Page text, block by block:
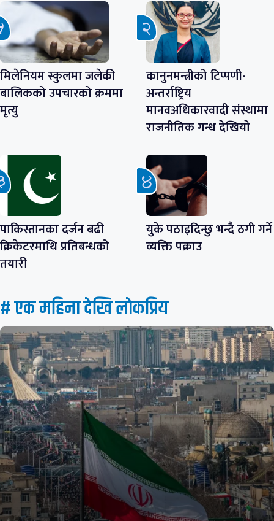
मिलेनियम स्कुलमा जलेकी
बालिकको उपचारको क्रममा
मृत्यु
कानुनमन्त्रीको टिप्पणी-
अन्तर्राष्ट्रिय
मानवअधिकारवादी संस्थामा
राजनीतिक गन्ध देखियाे
पाकिस्तानका दर्जन बढी
क्रिकेटरमाथि प्रतिबन्धको
तयारी
युके पठाइदिन्छु भन्दै ठगी गर्ने
व्यक्ति पक्राउ
# एक महिना देखि लाेकप्रिय